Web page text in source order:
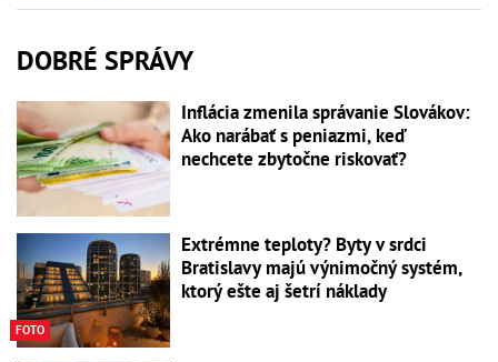
DOBRÉ SPRÁVY
Inflácia zmenila správanie Slovákov:
Ako narábať s peniazmi, keď
nechcete zbytočne riskovať?
FOTO
Extrémne teploty? Byty v srdci
Bratislavy majú výnimočný systém,
ktorý ešte aj šetrí náklady